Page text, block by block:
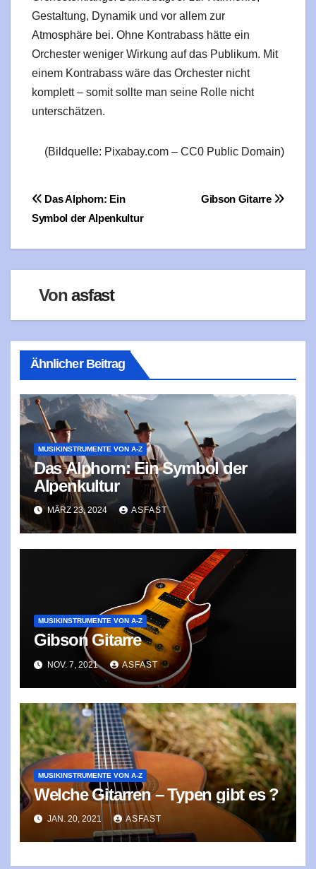
Gestaltung, Dynamik und vor allem zur
Atmosphäre bei. Ohne Kontrabass hätte ein
Orchester weniger Wirkung auf das Publikum. Mit
einem Kontrabass wäre das Orchester nicht
komplett – somit sollte man seine Rolle nicht
unterschätzen.
(Bildquelle: Pixabay.com – CC0 Public Domain)
BeitragsnavigationGibson Gitarre
Das Alphorn: Ein
Symbol der Alpenkultur
Vonasfast
Ähnlicher Beitrag
MUSIKINSTRUMENTE VON A-Z
Das Alphorn: Ein Symbol der
Alpenkultur
MÄRZ 23, 2024 ASFAST
MUSIKINSTRUMENTE VON A-Z
Gibson Gitarre
NOV. 7, 2021 ASFAST
MUSIKINSTRUMENTE VON A-Z
Welche Gitarren – Typen gibt es ?
JAN. 20, 2021 ASFAST